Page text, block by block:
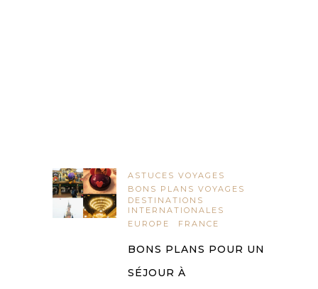
ASTUCES VOYAGES
BONS PLANS VOYAGES
DESTINATIONS
INTERNATIONALES
EUROPE
FRANCE
BONS PLANS POUR UN
SÉJOUR À